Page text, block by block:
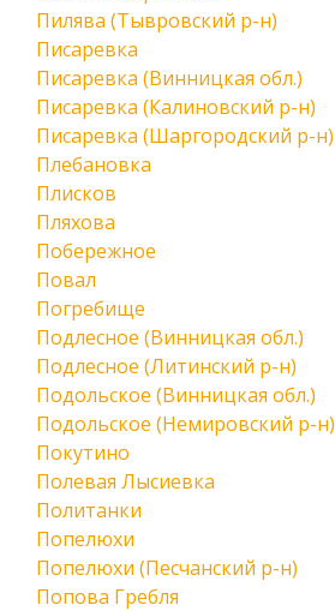
Пилява (Тывровский р-н)
Писаревка
Писаревка (Винницкая обл.)
Писаревка (Калиновский р-н)
Писаревка (Шаргородский р-н)
Плебановка
Плисков
Пляхова
Побережное
Повал
Погребище
Подлесное (Винницкая обл.)
Подлесное (Литинский р-н)
Подольское (Винницкая обл.)
Подольское (Немировский р-н)
Покутино
Полевая Лысиевка
Политанки
Попелюхи
Попелюхи (Песчанский р-н)
Попова Гребля